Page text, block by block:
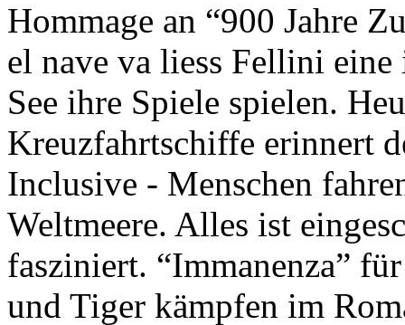
Hommage an “900 Jahre
el nave va liess Fellini
See ihre Spiele spielen.
Kreuzfahrtschiffe erinnert
Inclusive - Menschen
Weltmeere. Alles ist
fasziniert. “Immanenza”
und Tiger kämpfen im